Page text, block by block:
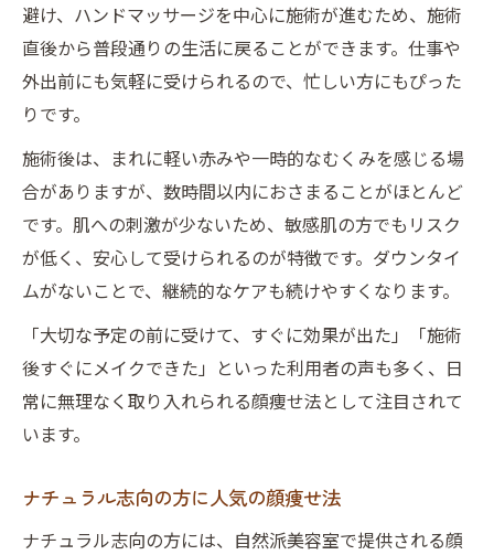
避け、ハンドマッサージを中心に施術が進むため、施術
直後から普段通りの生活に戻ることができます。仕事や
外出前にも気軽に受けられるので、忙しい方にもぴった
りです。
施術後は、まれに軽い赤みや一時的なむくみを感じる場
合がありますが、数時間以内におさまることがほとんど
です。肌への刺激が少ないため、敏感肌の方でもリスク
が低く、安心して受けられるのが特徴です。ダウンタイ
ムがないことで、継続的なケアも続けやすくなります。
「大切な予定の前に受けて、すぐに効果が出た」「施術
後すぐにメイクできた」といった利用者の声も多く、日
常に無理なく取り入れられる顔痩せ法として注目されて
います。
ナチュラル志向の方に人気の顔痩せ法
ナチュラル志向の方には、自然派美容室で提供される顔